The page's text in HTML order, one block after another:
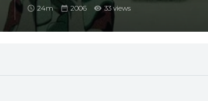
24m 2006 33 views